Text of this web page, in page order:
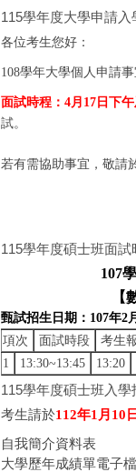
115學年度大學申請
各位考生您好：
108學年大學個人申請
面試時程：4月17日下
試。
若有需協助事宜，敬請
115學年度碩士班面試
107
【
甄試招生日期：107年2
項次
面試時段 考生
1
13:30~13:45 13:20
115學年度碩士班入學
考生請於112年1月10
自我簡介資料表
大學歷年成績單電子檔